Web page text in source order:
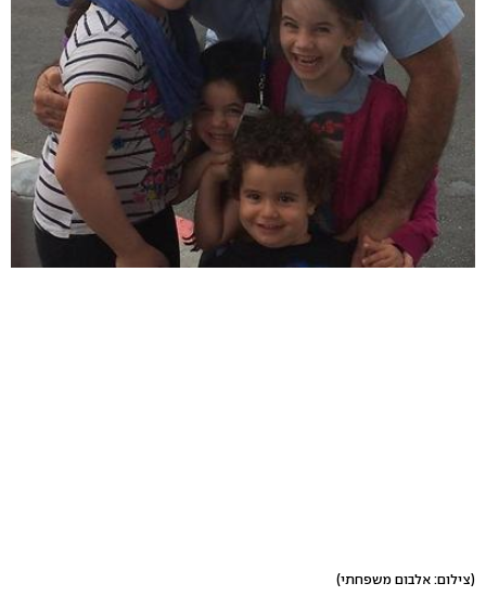
(צילום: אלבום משפחתי)